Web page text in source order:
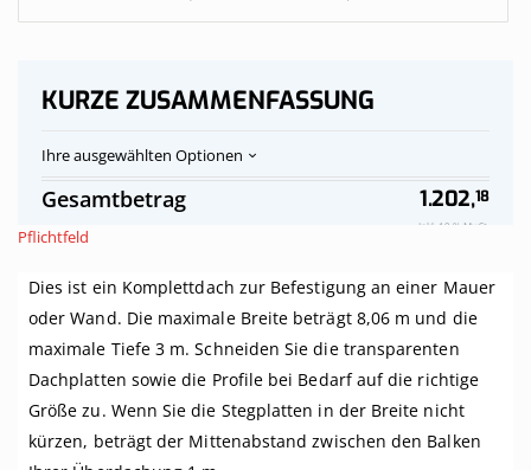
Pflichtfeld
KURZE ZUSAMMENFASSUNG
Ihre ausgewählten Optionen
Polycarbonat-
Stegplatten
Dach
klar
an
Mauer,
bis
8,06
x
Tiefe
Auf
Vorrat
Gesamtbetrag 1.202,18
Inkl. 19 % MwSt.
Dies ist ein Komplettdach zur Befestigung an einer Mauer
oder Wand. Die maximale Breite beträgt 8,06 m und die
maximale Tiefe 3 m. Schneiden Sie die transparenten
Dachplatten sowie die Profile bei Bedarf auf die richtige
Größe zu. Wenn Sie die Stegplatten in der Breite nicht
kürzen, beträgt der Mittenabstand zwischen den Balken